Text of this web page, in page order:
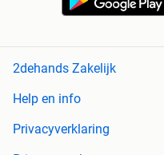
2dehands Zakelijk
Help en info
Privacyverklaring